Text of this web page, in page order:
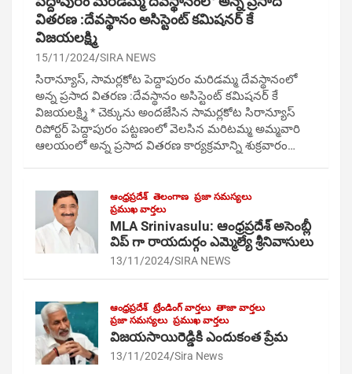
వితరణ :దేవస్థానం అసిస్టెంట్ కమిషనర్ కే
విజయలక్ష్మి
15/11/2024 SIRA NEWS
సిరాన్యూస్, సామర్లకోట పెద్దాపురం మరిడమ్మ దేవస్థానంలో
అన్న ప్రసాద వితరణ :దేవస్థానం అసిస్టెంట్ కమిషనర్ కే
విజయలక్ష్మి * చెక్కును అందజేసిన సామర్లకోట సిరాన్యూస్
రిపోర్టర్ పెద్దాపురం పట్టణంలో వెలసిన మరిటమ్మ అమ్మవారి
ఆలయంలో అన్న ప్రసాద వితరణ కార్యక్రమాన్ని శుక్రవారం…
ఆంధ్రప్రదేశ్ తెలంగాణ ప్రజా సమస్యలు
ప్రముఖ వార్తలు
MLA Srinivasulu: ఆంధ్రప్రదేశ్ అసెంబ్లీ
విప్ గా రాయదుర్గం ఎమ్మెల్యే శ్రీనివాసులు
13/11/2024 SIRA NEWS
ఆంధ్రప్రదేశ్ ట్రేండింగ్ వార్తలు తాజా వార్తలు
ప్రజా సమస్యలు ప్రముఖ వార్తలు
విజయసాయిరెడ్డికి ఎందుకంత ప్రేమ
13/11/2024 Sira News